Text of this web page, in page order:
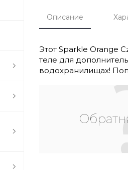
Описание
Этот Sparkle Orange
теле для
водохранилищах!